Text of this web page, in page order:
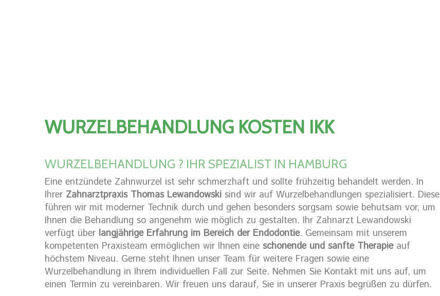
WURZELBEHANDLUNG KOSTEN IKK
WURZELBEHANDLUNG ? IHR SPEZIALIST IN HAMBURG
Eine entzündete Zahnwurzel ist sehr schmerzhaft und sollte frühzeitig behandelt werden. In
Ihrer Zahnarztpraxis Thomas Lewandowski sind wir auf Wurzelbehandlungen spezialisiert. Diese
führen wir mit moderner Technik durch und gehen besonders sorgsam sowie behutsam vor, um
Ihnen die Behandlung so angenehm wie möglich zu gestalten. Ihr Zahnarzt Lewandowski
verfügt über langjährige Erfahrung im Bereich der Endodontie. Gemeinsam mit unserem
kompetenten Praxisteam ermöglichen wir Ihnen eine schonende und sanfte Therapieauf
höchstem Niveau. Gerne steht Ihnen unser Team für weitere Fragen sowie eine
Wurzelbehandlung in Ihrem individuellen Fall zur Seite. Nehmen Sie Kontakt mit uns auf, um
einen Termin zu vereinbaren. Wir freuen uns darauf, Sie in unserer Praxis begrüßen zu dürfen.